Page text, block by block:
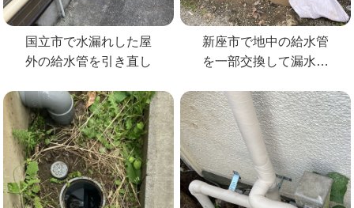
国立市で水漏れした屋
外の給水管を引き直し
新座市で地中の給水管
を一部交換して漏水修